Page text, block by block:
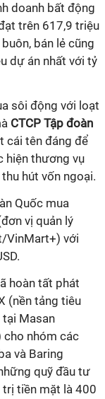
doanh bất động
trên 617,9 triệu
bán lẻ cũng
dự án nhất với tỷ
sôi động với loạt
CTCP Tập đoàn
cái tên đáng để
hiện thương vụ
hút vốn ngoại.
Quốc mua
vị quản lý
VinMart+) với
hoàn tất phát
(nền tảng tiêu
tại Masan
cho nhóm các
và Baring
quỹ đầu tư
trị tiền mặt là 400